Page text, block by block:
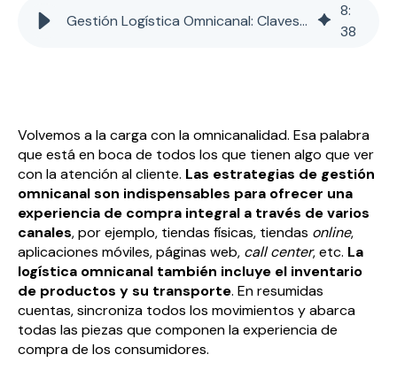
Gestión Logística Omnicanal: Claves y Estrategias Esenciales
8:
38
Volvemos a la carga con la omnicanalidad. Esa palabra
que está en boca de todos los que tienen algo que ver
con la atención al cliente. Las estrategias de gestión
omnicanal son indispensables para ofrecer una
experiencia de compra integral a través de varios
canales, por ejemplo, tiendas físicas, tiendas online,
aplicaciones móviles, páginas web, call center, etc. La
logística omnicanal también incluye el inventario
de productos y su transporte. En resumidas
cuentas, sincroniza todos los movimientos y abarca
todas las piezas que componen la experiencia de
compra de los consumidores.